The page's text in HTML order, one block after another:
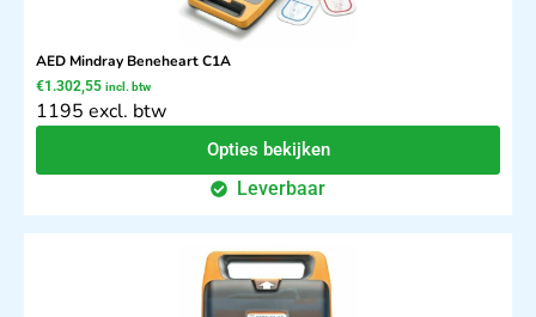
AED Mindray Beneheart C1A
€1.302,55 incl. btw
1195 excl. btw
Opties bekijken
Leverbaar